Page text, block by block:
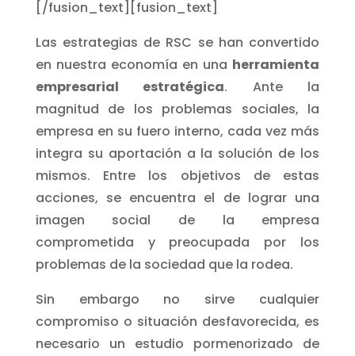
[/fusion_text][fusion_text]
Las estrategias de RSC se han convertido
en nuestra economía en una herramienta
empresarial estratégica. Ante la
magnitud de los problemas sociales, la
empresa en su fuero interno, cada vez más
integra su aportación a la solución de los
mismos. Entre los objetivos de estas
acciones, se encuentra el de lograr una
imagen social de la empresa
comprometida y preocupada por los
problemas de la sociedad que la rodea.
Sin embargo no sirve cualquier
compromiso o situación desfavorecida, es
necesario un estudio pormenorizado de